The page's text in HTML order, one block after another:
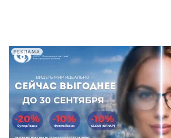
РЕКЛАМА